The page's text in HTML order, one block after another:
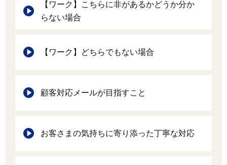
【ワーク】こちらに非があるかどうか分か
らない場合
【ワーク】どちらでもない場合
顧客対応メールが目指すこと
お客さまの気持ちに寄り添った丁寧な対応